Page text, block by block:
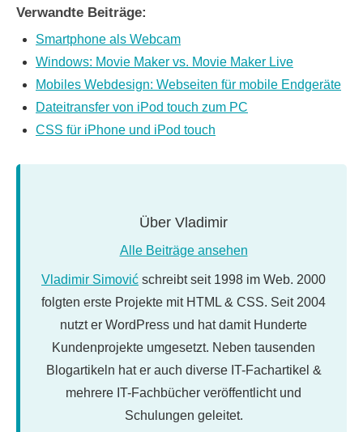
Verwandte Beiträge:
Smartphone als Webcam
Windows: Movie Maker vs. Movie Maker Live
Mobiles Webdesign: Webseiten für mobile Endgeräte
Dateitransfer von iPod touch zum PC
CSS für iPhone und iPod touch
Über Vladimir
Alle Beiträge ansehen
Vladimir Simović schreibt seit 1998 im Web. 2000
folgten erste Projekte mit HTML & CSS. Seit 2004
nutzt er WordPress und hat damit Hunderte
Kundenprojekte umgesetzt. Neben tausenden
Blogartikeln hat er auch diverse IT-Fachartikel &
mehrere IT-Fachbücher veröffentlicht und
Schulungen geleitet.